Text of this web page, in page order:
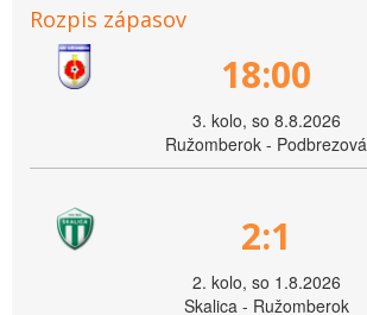
Rozpis zápasov
18:00
3. kolo, so 8.8.2026
Ružomberok - Podbrezová
2:1
2. kolo, so 1.8.2026
Skalica - Ružomberok